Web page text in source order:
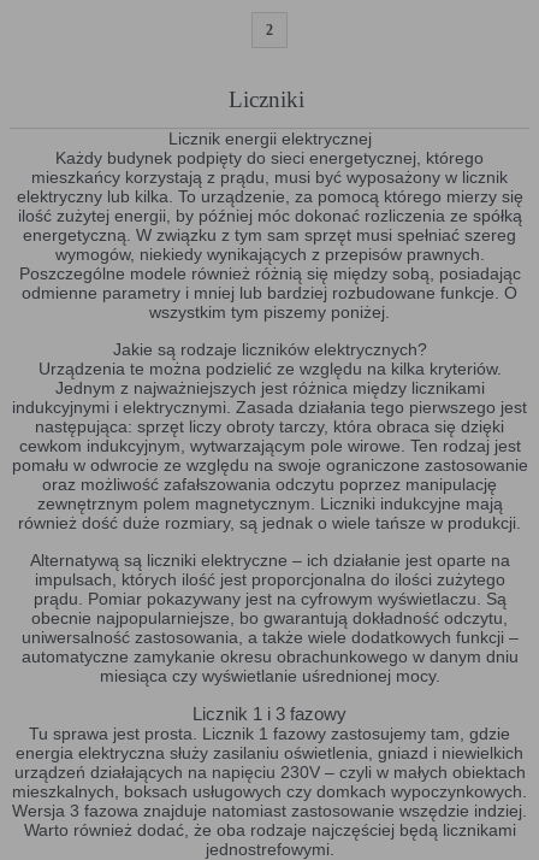
2
Liczniki
Licznik energii elektrycznej
Każdy budynek podpięty do sieci energetycznej, którego
mieszkańcy korzystają z prądu, musi być wyposażony w licznik
elektryczny lub kilka. To urządzenie, za pomocą którego mierzy się
ilość zużytej energii, by później móc dokonać rozliczenia ze spółką
energetyczną. W związku z tym sam sprzęt musi spełniać szereg
wymogów, niekiedy wynikających z przepisów prawnych.
Poszczególne modele również różnią się między sobą, posiadając
odmienne parametry i mniej lub bardziej rozbudowane funkcje. O
wszystkim tym piszemy poniżej.
Jakie są rodzaje liczników elektrycznych?
Urządzenia te można podzielić ze względu na kilka kryteriów.
Jednym z najważniejszych jest różnica między licznikami
indukcyjnymi i elektrycznymi. Zasada działania tego pierwszego jest
następująca: sprzęt liczy obroty tarczy, która obraca się dzięki
cewkom indukcyjnym, wytwarzającym pole wirowe. Ten rodzaj jest
pomału w odwrocie ze względu na swoje ograniczone zastosowanie
oraz możliwość zafałszowania odczytu poprzez manipulację
zewnętrznym polem magnetycznym. Liczniki indukcyjne mają
również dość duże rozmiary, są jednak o wiele tańsze w produkcji.
Alternatywą są liczniki elektryczne – ich działanie jest oparte na
impulsach, których ilość jest proporcjonalna do ilości zużytego
prądu. Pomiar pokazywany jest na cyfrowym wyświetlaczu. Są
obecnie najpopularniejsze, bo gwarantują dokładność odczytu,
uniwersalność zastosowania, a także wiele dodatkowych funkcji –
automatyczne zamykanie okresu obrachunkowego w danym dniu
miesiąca czy wyświetlanie uśrednionej mocy.
Licznik 1 i 3 fazowy
Tu sprawa jest prosta. Licznik 1 fazowy zastosujemy tam, gdzie
energia elektryczna służy zasilaniu oświetlenia, gniazd i niewielkich
urządzeń działających na napięciu 230V – czyli w małych obiektach
mieszkalnych, boksach usługowych czy domkach wypoczynkowych.
Wersja 3 fazowa znajduje natomiast zastosowanie wszędzie indziej.
Warto również dodać, że oba rodzaje najczęściej będą licznikami
jednostrefowymi.